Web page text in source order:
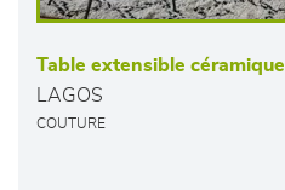
Table extensible céramique
LAGOS
COUTURE